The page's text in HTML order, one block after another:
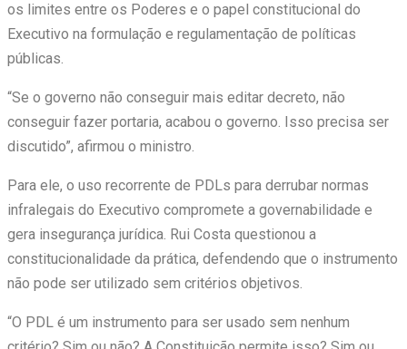
os limites entre os Poderes e o papel constitucional do
Executivo na formulação e regulamentação de políticas
públicas.
“Se o governo não conseguir mais editar decreto, não
conseguir fazer portaria, acabou o governo. Isso precisa ser
discutido”, afirmou o ministro.
Para ele, o uso recorrente de PDLs para derrubar normas
infralegais do Executivo compromete a governabilidade e
gera insegurança jurídica. Rui Costa questionou a
constitucionalidade da prática, defendendo que o instrumento
não pode ser utilizado sem critérios objetivos.
“O PDL é um instrumento para ser usado sem nenhum